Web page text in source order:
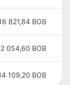
821,84 BOB
054,60 BOB
109,20 BOB